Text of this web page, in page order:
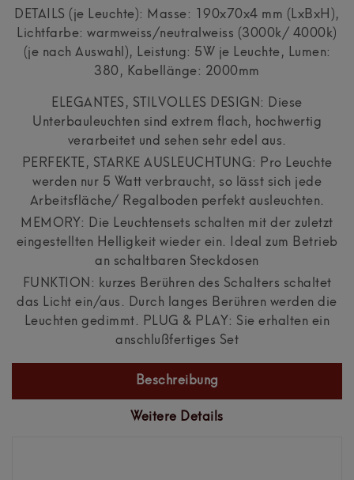
DETAILS (je Leuchte): Masse: 190x70x4 mm (LxBxH),
Lichtfarbe: warmweiss/neutralweiss (3000k/ 4000k)
(je nach Auswahl), Leistung: 5W je Leuchte, Lumen:
380, Kabellänge: 2000mm
ELEGANTES, STILVOLLES DESIGN: Diese
Unterbauleuchten sind extrem flach, hochwertig
verarbeitet und sehen sehr edel aus.
PERFEKTE, STARKE AUSLEUCHTUNG: Pro Leuchte
werden nur 5 Watt verbraucht, so lässt sich jede
Arbeitsfläche/ Regalboden perfekt ausleuchten.
MEMORY: Die Leuchtensets schalten mit der zuletzt
eingestellten Helligkeit wieder ein. Ideal zum Betrieb
an schaltbaren Steckdosen
FUNKTION: kurzes Berühren des Schalters schaltet
das Licht ein/aus. Durch langes Berühren werden die
Leuchten gedimmt. PLUG & PLAY: Sie erhalten ein
anschlußfertiges Set
Beschreibung
Weitere Details